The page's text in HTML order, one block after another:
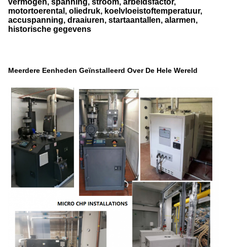
vermogen, spanning, stroom, arbeidsfactor,
motortoerental, oliedruk, koelvloeistoftemperatuur,
accuspanning, draaiuren, startaantallen, alarmen,
historische gegevens
Meerdere Eenheden Geïnstalleerd Over De Hele Wereld